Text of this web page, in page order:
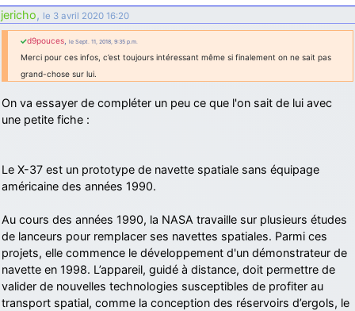
jericho, le 3 avril 2020 16:20
d9pouces le Sept. 11, 2018, 9:35 p.m.
Merci pour ces infos, c’est toujours intéressant même si finalement on ne sait pas
grand-chose sur lui.
On va essayer de compléter un peu ce que l'on sait de lui avec
une petite fiche :
Le X-37 est un prototype de navette spatiale sans équipage
américaine des années 1990.
Au cours des années 1990, la NASA travaille sur plusieurs études
de lanceurs pour remplacer ses navettes spatiales. Parmi ces
projets, elle commence le développement d'un démonstrateur de
navette en 1998. L’appareil, guidé à distance, doit permettre de
valider de nouvelles technologies susceptibles de profiter au
transport spatial, comme la conception des réservoirs d’ergols, le